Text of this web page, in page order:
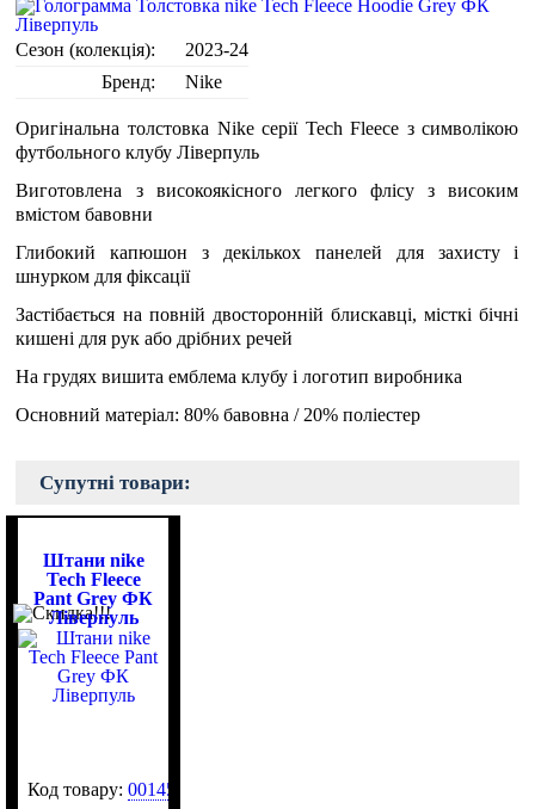
Сезон (колекція):
2023-24
Бренд:
Nike
Оригінальна толстовка Nike серії Tech Fleece з символікою
футбольного клубу Ліверпуль
Виготовлена з високоякісного легкого флісу з високим
вмістом бавовни
Глибокий капюшон з декількох панелей для захисту і
шнурком для фіксації
Застібається на повній двосторонній блискавці, місткі бічні
кишені для рук або дрібних речей
На грудях вишита емблема клубу і логотип виробника
Основний матеріал: 80% бавовна / 20% поліестер
Супутні товари:
Штани nike
Tech Fleece
Pant Grey ФК
Ліверпуль
Код товару:0014513